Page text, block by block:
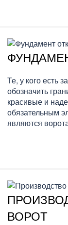
Те, у кого есть
обозначить
красивые и
обязательным
являются
ВОРОТ